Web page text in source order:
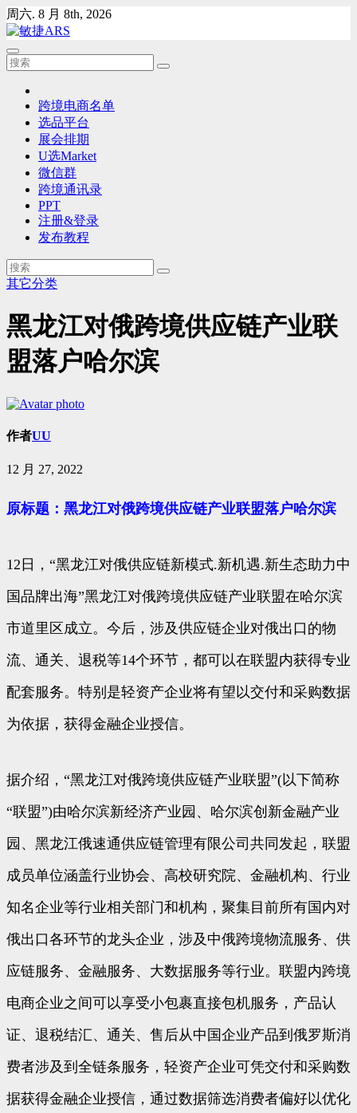
Skip
to
content
周六. 8 月 8th, 2026
跨境电商名单
选品平台
展会排期
U选Market
微信群
跨境通讯录
PPT
注册&登录
发布教程
其它分类
黑龙江对俄跨境供应链产业联
盟落户哈尔滨
作者UU
12 月 27, 2022
原标题：黑龙江对俄跨境供应链产业联盟落户哈尔滨
12日，“黑龙江对俄供应链新模式.新机遇.新生态助力中
国品牌出海”黑龙江对俄跨境供应链产业联盟在哈尔滨
市道里区成立。今后，涉及供应链企业对俄出口的物
流、通关、退税等14个环节，都可以在联盟内获得专业
配套服务。特别是轻资产企业将有望以交付和采购数据
为依据，获得金融企业授信。
据介绍，“黑龙江对俄跨境供应链产业联盟”(以下简称
“联盟”)由哈尔滨新经济产业园、哈尔滨创新金融产业
园、黑龙江俄速通供应链管理有限公司共同发起，联盟
成员单位涵盖行业协会、高校研究院、金融机构、行业
知名企业等行业相关部门和机构，聚集目前所有国内对
俄出口各环节的龙头企业，涉及中俄跨境物流服务、供
应链服务、金融服务、大数据服务等行业。联盟内跨境
电商企业之间可以享受小包裹直接包机服务，产品认
证、退税结汇、通关、售后从中国企业产品到俄罗斯消
费者涉及到全链条服务，轻资产企业可凭交付和采购数
据获得金融企业授信，通过数据筛选消费者偏好以优化